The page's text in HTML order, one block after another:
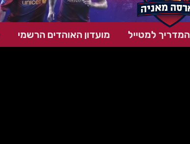
המדריך למטייל מועדון האוהדים הרשמי